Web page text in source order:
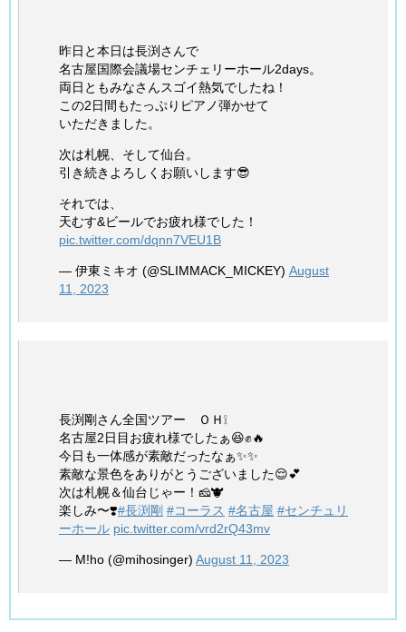
昨日と本日は長渕さんで
名古屋国際会議場センチェリーホール2days。
両日ともみなさんスゴイ熱気でしたね！
この2日間もたっぷりピアノ弾かせて
いただきました。
次は札幌、そして仙台。
引き続きよろしくお願いします😎
それでは、
天むす&ビールでお疲れ様でした！
pic.twitter.com/dqnn7VEU1B
— 伊東ミキオ (@SLIMMACK_MICKEY) August
11, 2023
長渕剛さん全国ツアー ＯＨ❕
名古屋2日目お疲れ様でしたぁ😆✊🔥
今日も一体感が素敵だったなぁ✨✨
素敵な景色をありがとうございました😌💕
次は札幌＆仙台じゃー！🧀🐮
楽しみ〜❣️#長渕剛 #コーラス #名古屋 #センチュリ
ーホール pic.twitter.com/vrd2rQ43mv
— M!ho (@mihosinger) August 11, 2023